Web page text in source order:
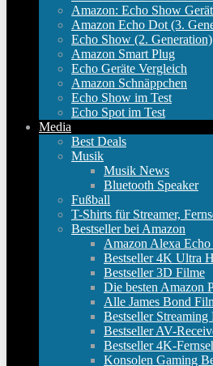
Amazon: Echo Show
Amazon Echo Dot (3.
Echo Show (2. Generation)
Amazon Smart Plug
Echo Geräte Vergleich
Amazon Schnäppchen
Echo Show im Test
Echo Spot im Test
Media
Best Deals
Musik
Musik News
Bluetooth Speaker
Fußball
T-Shirts für Streamer,
Bestseller bei Amazon
Amazon Alexa Echo
Bestseller 4K Ultra
Bestseller 3D Filme
Die besten Amazon
Alle James Bond
Bestseller Streaming
Bestseller AV-
Bestseller 4K-
Konsolen Gaming